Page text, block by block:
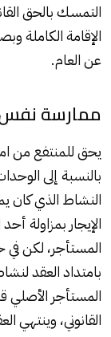
التمسك بالحق
الإقامة الكاملة
عن العام.
ممارسة نفس
يحق للمنتفع من
بالنسبة إلى
النشاط الذي كان
الإيجار بمزاولة
المستأجر، لكن في
بامتداد العقد
المستأجر الأصلي
القانوني، وينتهي